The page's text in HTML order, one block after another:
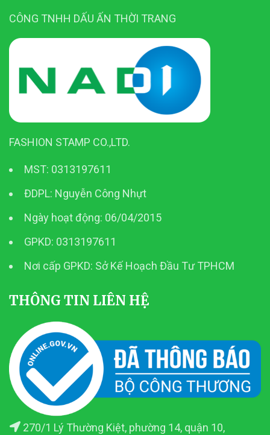
CÔNG TNHH DẤU ẤN THỜI TRANG
FASHION STAMP CO.,LTD.
MST: 0313197611
ĐDPL: Nguyễn Công Nhựt
Ngày hoạt động: 06/04/2015
GPKD: 0313197611
Nơi cấp GPKD: Sở Kế Hoạch Đầu Tư TPHCM
THÔNG TIN LIÊN HỆ
270/1 Lý Thường Kiệt, phường 14, quận 10,